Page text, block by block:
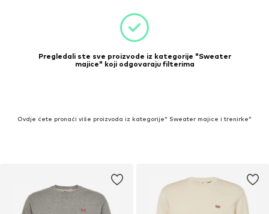
Pregledali ste sve proizvode iz kategorije "Sweater
majice" koji odgovaraju filterima
Ovdje ćete pronaći više proizvoda iz kategorije" Sweater majice i trenirke"